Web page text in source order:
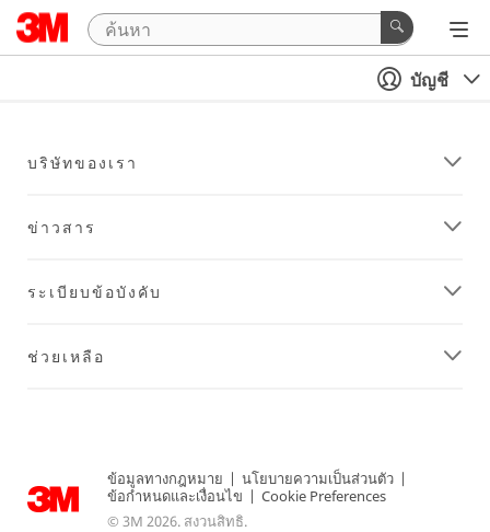
บัญชี
บริษัทของเรา
ข่าวสาร
ระเบียบข้อบังคับ
ช่วยเหลือ
ข้อมูลทางกฎหมาย | นโยบายความเป็นส่วนตัว |
ข้อกำหนดและเงื่อนไข | Cookie Preferences
© 3M 2026. สงวนสิทธิ.